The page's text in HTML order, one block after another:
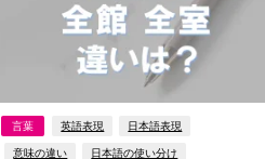
言葉 英語表現 日本語表現
意味の違い 日本語の使い分け